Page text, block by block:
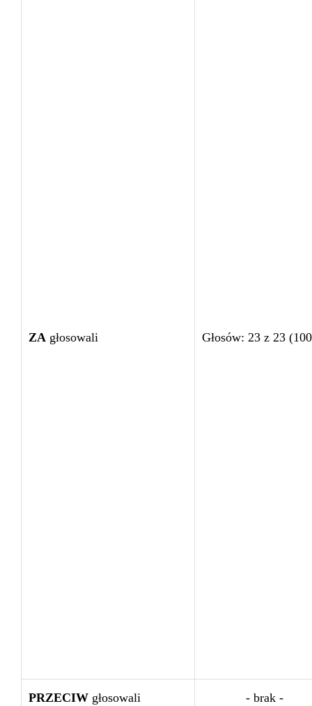
ZA głosowali Głosów: 23 z 23
PRZECIW głosowali - brak -